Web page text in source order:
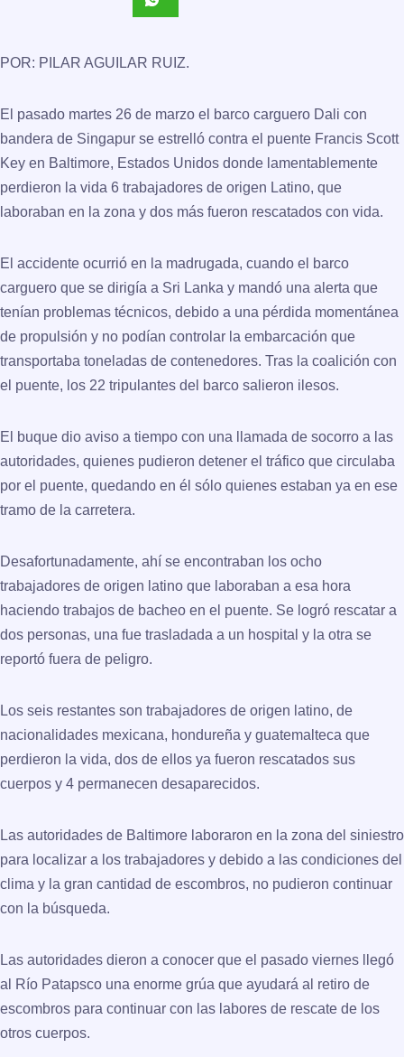
POR: PILAR AGUILAR RUIZ.
El pasado martes 26 de marzo el barco carguero Dali con
bandera de Singapur se estrelló contra el puente Francis Scott
Key en Baltimore, Estados Unidos donde lamentablemente
perdieron la vida 6 trabajadores de origen Latino, que
laboraban en la zona y dos más fueron rescatados con vida.
El accidente ocurrió en la madrugada, cuando el barco
carguero que se dirigía a Sri Lanka y mandó una alerta que
tenían problemas técnicos, debido a una pérdida momentánea
de propulsión y no podían controlar la embarcación que
transportaba toneladas de contenedores. Tras la coalición con
el puente, los 22 tripulantes del barco salieron ilesos.
El buque dio aviso a tiempo con una llamada de socorro a las
autoridades, quienes pudieron detener el tráfico que circulaba
por el puente, quedando en él sólo quienes estaban ya en ese
tramo de la carretera.
Desafortunadamente, ahí se encontraban los ocho
trabajadores de origen latino que laboraban a esa hora
haciendo trabajos de bacheo en el puente. Se logró rescatar a
dos personas, una fue trasladada a un hospital y la otra se
reportó fuera de peligro.
Los seis restantes son trabajadores de origen latino, de
nacionalidades mexicana, hondureña y guatemalteca que
perdieron la vida, dos de ellos ya fueron rescatados sus
cuerpos y 4 permanecen desaparecidos.
Las autoridades de Baltimore laboraron en la zona del siniestro
para localizar a los trabajadores y debido a las condiciones del
clima y la gran cantidad de escombros, no pudieron continuar
con la búsqueda.
Las autoridades dieron a conocer que el pasado viernes llegó
al Río Patapsco una enorme grúa que ayudará al retiro de
escombros para continuar con las labores de rescate de los
otros cuerpos.